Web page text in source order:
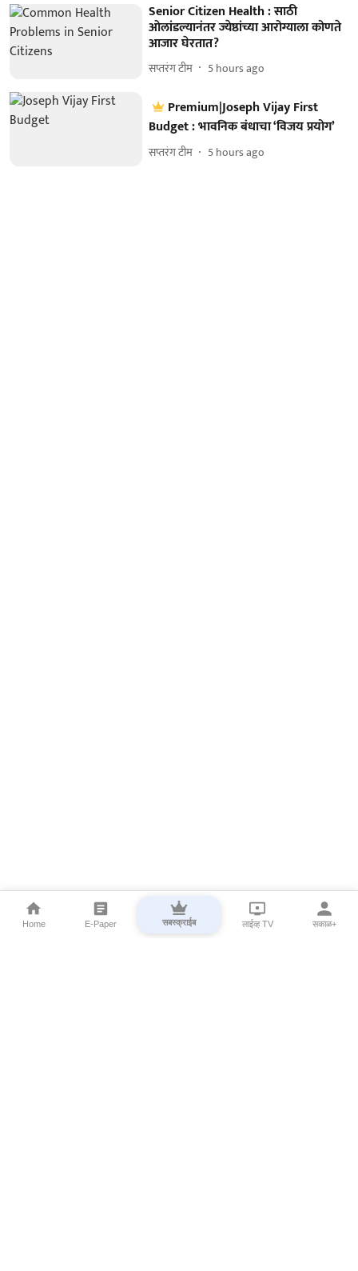
Senior Citizen Health : साठी
ओलांडल्यानंतर ज्येष्ठांच्या आरोग्याला कोणते
आजार घेरतात?
सप्तरंग टीम 5 hours ago
Premium|Joseph Vijay First
Budget : भावनिक बंधाचा ‘विजय प्रयोग’
सप्तरंग टीम 5 hours ago
Home E-Paper सबस्क्राईब लाईव्ह TV सकाळ+